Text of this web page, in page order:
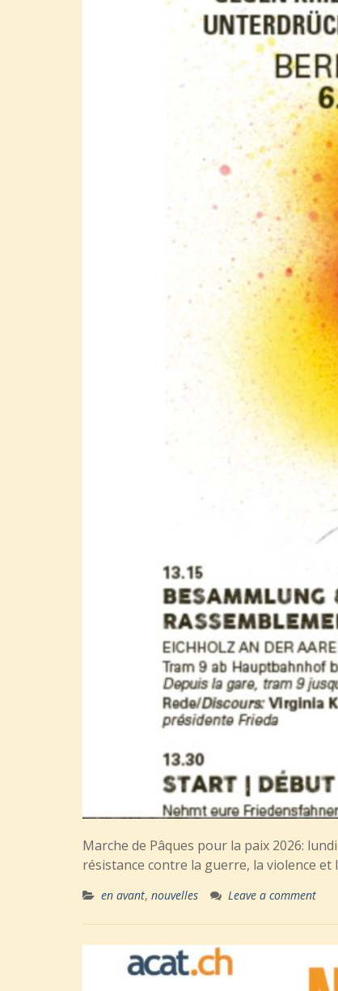
Marche de Pâques pour la paix 2026:
résistance contre la guerre, la violence et
en avant, nouvelles Leave a comment